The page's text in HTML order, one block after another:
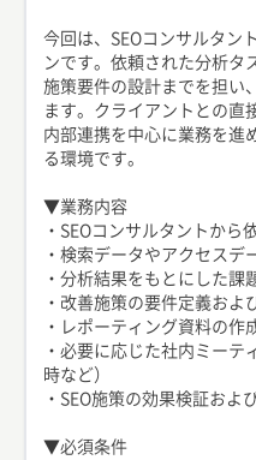
今回は、SEOコンサルタン
ンです。依頼された分析タ
施策要件の設計までを担い
ます。クライアントとの直
内部連携を中心に業務を進
る環境です。
▼業務内容
・SEOコンサルタントから
・検索データやアクセスデ
・分析結果をもとにした課
・改善施策の要件定義およ
・レポーティング資料の作
・必要に応じた社内ミーテ
時など）
・SEO施策の効果検証およ
▼必須条件